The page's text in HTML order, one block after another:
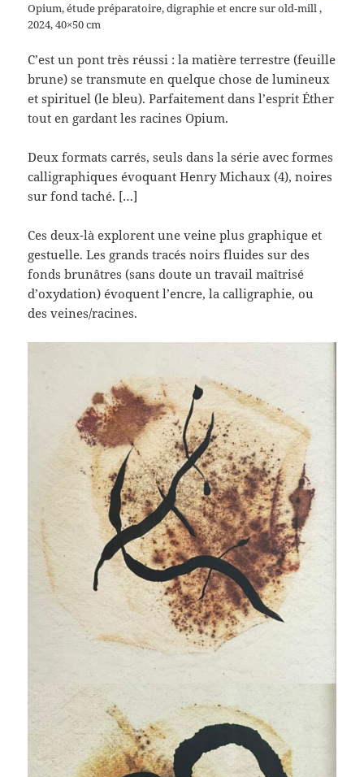
Opium, étude préparatoire, digraphie et encre sur old-mill ,
2024, 40×50 cm
C’est un pont très réussi : la matière terrestre (feuille
brune) se transmute en quelque chose de lumineux
et spirituel (le bleu). Parfaitement dans l’esprit Éther
tout en gardant les racines Opium.
Deux formats carrés, seuls dans la série avec formes
calligraphiques évoquant Henry Michaux (4), noires
sur fond taché. […]
Ces deux-là explorent une veine plus graphique et
gestuelle. Les grands tracés noirs fluides sur des
fonds brunâtres (sans doute un travail maîtrisé
d’oxydation) évoquent l’encre, la calligraphie, ou
des veines/racines.